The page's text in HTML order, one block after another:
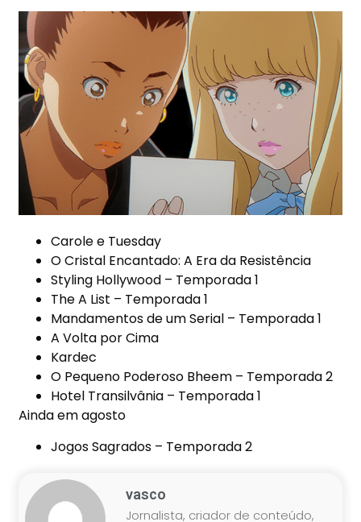
Carole e Tuesday
O Cristal Encantado: A Era da Resistência
Styling Hollywood – Temporada 1
The A List – Temporada 1
Mandamentos de um Serial – Temporada 1
A Volta por Cima
Kardec
O Pequeno Poderoso Bheem – Temporada 2
Hotel Transilvânia – Temporada 1
Ainda em agosto
Jogos Sagrados – Temporada 2
vasco
Jornalista, criador de conteúdo,